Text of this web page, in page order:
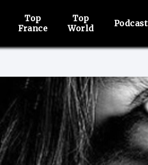
Top
France
Top
World
Podcast